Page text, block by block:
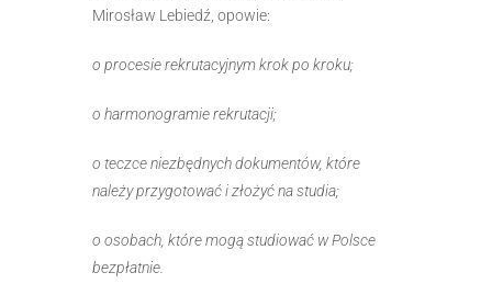
Mirosław Lebiedź, opowie:
o procesie rekrutacyjnym krok po kroku;
o harmonogramie rekrutacji;
o teczce niezbędnych dokumentów, które
należy przygotować i złożyć na studia;
o osobach, które mogą studiować w Polsce
bezpłatnie.